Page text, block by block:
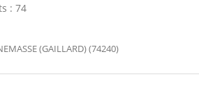
: 74
(GAILLARD) (74240)